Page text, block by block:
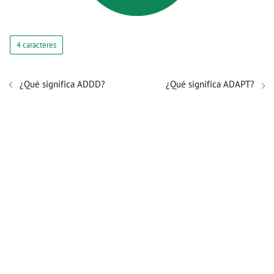
4 caracteres
¿Qué significa ADDD? ¿Qué significa ADAPT?